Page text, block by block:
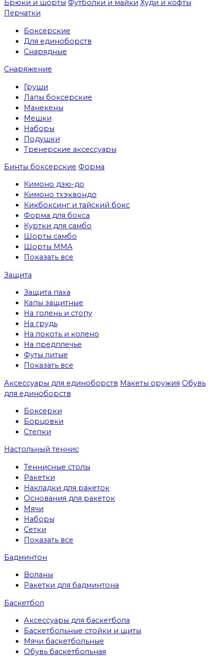
Брюки и шорты Футболки и майки Худи и кофты
Перчатки
Боксерские
Для единоборств
Снарядные
Снаряжение
Груши
Лапы боксерские
Манекены
Мешки
Наборы
Подушки
Тренерские аксессуары
Бинты боксерские Форма
Кимоно дзю-до
Кимоно тхэквондо
Кикбоксинг и тайский бокс
Форма для бокса
Куртки для самбо
Шорты самбо
Шорты MMA
Показать все
Защита
Защита паха
Капы защитные
На голень и стопу
На грудь
На локоть и колено
На предплечье
Футы литые
Показать все
Аксессуары для единоборств Макеты оружия Обувь
для единоборств
Боксерки
Борцовки
Степки
Настольный теннис
Теннисные столы
Ракетки
Накладки для ракеток
Основания для ракеток
Мячи
Наборы
Сетки
Показать все
Бадминтон
Воланы
Ракетки для бадминтона
Баскетбол
Аксессуары для баскетбола
Баскетбольные стойки и щиты
Мячи баскетбольные
Обувь баскетбольная